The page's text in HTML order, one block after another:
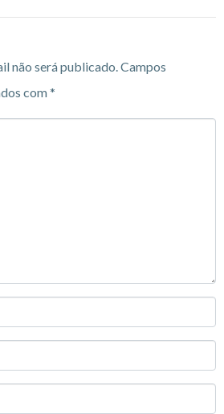
não será publicado.Campos
com*